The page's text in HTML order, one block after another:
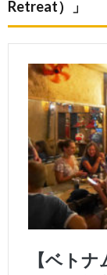
Retreat）」